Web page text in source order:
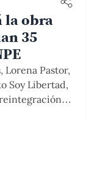
la obra
35
Lorena Pastor,
Soy Libertad,
de Lima.